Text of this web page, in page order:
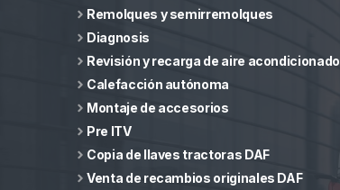
Remolques y semirremolques
Diagnosis
Revisión y recarga de aire acondicionado
Calefacción autónoma
Montaje de accesorios
Pre ITV
Copia de llaves tractoras DAF
Venta de recambios originales DAF